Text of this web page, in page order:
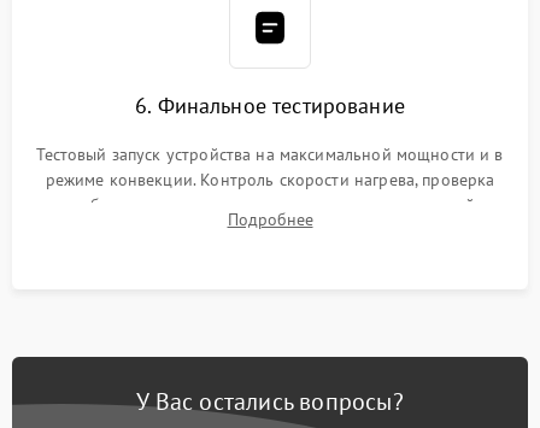
6. Финальное тестирование
Тестовый запуск устройства на максимальной мощности и в
режиме конвекции. Контроль скорости нагрева, проверка
срабатывания термостата при достижении заданной
температуры и тест на отсутствие утечек тока.
Подробнее
У Вас остались вопросы?